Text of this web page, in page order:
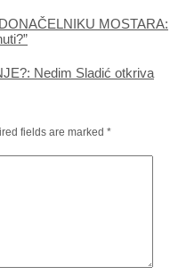
MOSTARA:
Nedim Sladić otkriva
fields are marked *